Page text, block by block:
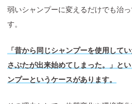
弱いシャンプーに変えるだけでも治
す。
「昔から同じシャンプーを使用して
さぶたが出来始めてしまった。」と
ンプーというケースがあります。